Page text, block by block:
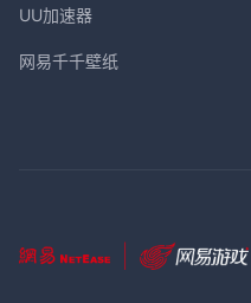
UU加速器
网易千千壁纸